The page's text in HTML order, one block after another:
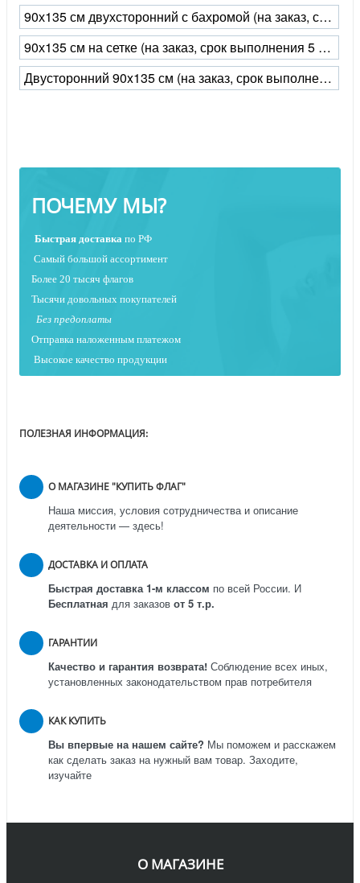
90х135 см двухсторонний с бахромой (на заказ, срок выполнения 5 рабочих дней)
90х135 см на сетке (на заказ, срок выполнения 5 рабочих дней)
Двусторонний 90x135 см (на заказ, срок выполнения 5 рабочих дней)
ПОЧЕМУ МЫ?
Быстрая доставка по РФ
Самый большой ассортимент
Более 20 тысяч флагов
Тысячи довольных покупателей
Без предоплаты
Отправка наложенным платежом
Высокое качество продукции
ПОЛЕЗНАЯ ИНФОРМАЦИЯ:
О МАГАЗИНЕ "КУПИТЬ ФЛАГ"
Наша миссия, условия сотрудничества и описание
деятельности — здесь!
ДОСТАВКА И ОПЛАТА
Быстрая доставка 1-м классом по всей России. И
Бесплатная для заказов от 5 т.р.
ГАРАНТИИ
Качество и гарантия возврата! Соблюдение всех иных,
установленных законодательством прав потребителя
КАК КУПИТЬ
Вы впервые на нашем сайте? Мы поможем и расскажем
как сделать заказ на нужный вам товар. Заходите,
изучайте
О МАГАЗИНЕ